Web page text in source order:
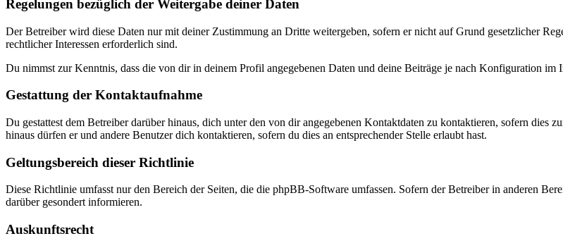
Regelungen bezüglich der Weitergabe deiner Daten
Der Betreiber wird diese Daten nur mit deiner Zustimmung an Dritte weitergeben, sofern er nicht auf Grund gesetzlicher
rechtlicher Interessen erforderlich sind.
Du nimmst zur Kenntnis, dass die von dir in deinem Profil angegebenen Daten und deine Beiträge je nach Konfiguration im
Gestattung der Kontaktaufnahme
Du gestattest dem Betreiber darüber hinaus, dich unter den von dir angegebenen Kontaktdaten zu kontaktieren, sofern
hinaus dürfen er und andere Benutzer dich kontaktieren, sofern du dies an entsprechender Stelle erlaubt hast.
Geltungsbereich dieser Richtlinie
Diese Richtlinie umfasst nur den Bereich der Seiten, die die phpBB-Software umfassen. Sofern der Betreiber in anderen
darüber gesondert informieren.
Auskunftsrecht